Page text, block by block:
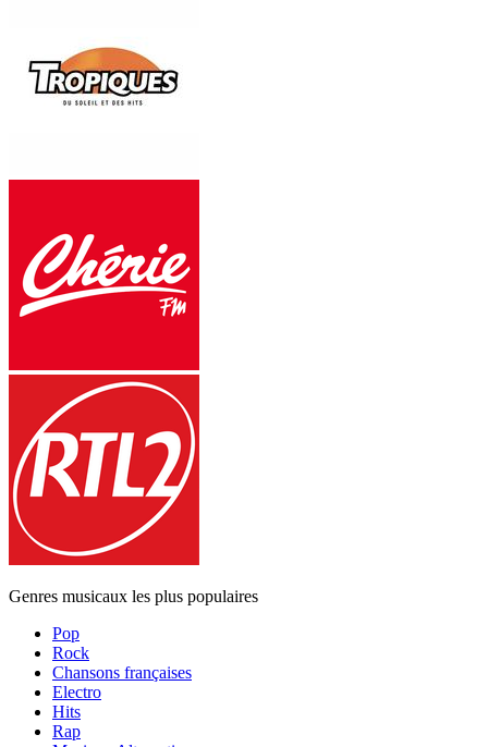
Genres musicaux les plus populaires
Pop
Rock
Chansons françaises
Electro
Hits
Rap